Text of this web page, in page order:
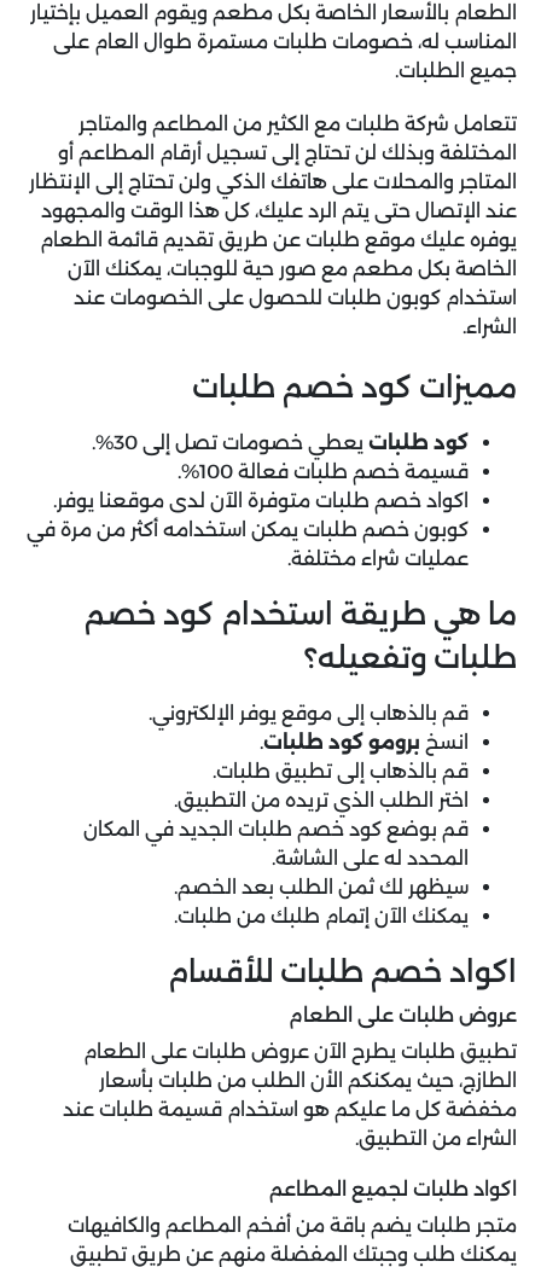
الطعام بالأسعار الخاصة بكل مطعم ويقوم العميل بإختيار
المناسب له، خصومات طلبات مستمرة طوال العام على
جميع الطلبات.
تتعامل شركة طلبات مع الكثير من المطاعم والمتاجر
المختلفة وبذلك لن تحتاج إلى تسجيل أرقام المطاعم أو
المتاجر والمحلات على هاتفك الذكي ولن تحتاج إلى الإنتظار
عند الإتصال حتى يتم الرد عليك، كل هذا الوقت والمجهود
يوفره عليك موقع طلبات عن طريق تقديم قائمة الطعام
الخاصة بكل مطعم مع صور حية للوجبات، يمكنك الآن
استخدام كوبون طلبات للحصول على الخصومات عند
الشراء.
مميزات كود خصم طلبات
كود طلبات يعطي خصومات تصل إلى 30%.
قسيمة خصم طلبات فعالة 100%.
اكواد خصم طلبات متوفرة الآن لدى موقعنا يوفر.
كوبون خصم طلبات يمكن استخدامه أكثر من مرة في
عمليات شراء مختلفة.
ما هي طريقة استخدام كود خصم
طلبات وتفعيله؟
قم بالذهاب إلى موقع يوفر الإلكتروني.
انسخ برومو كود طلبات.
قم بالذهاب إلى تطبيق طلبات.
اختر الطلب الذي تريده من التطبيق.
قم بوضع كود خصم طلبات الجديد في المكان
المحدد له على الشاشة.
سيظهر لك ثمن الطلب بعد الخصم.
يمكنك الآن إتمام طلبك من طلبات.
اكواد خصم طلبات للأقسام
عروض طلبات على الطعام
تطبيق طلبات يطرح الآن عروض طلبات على الطعام
الطازج، حيث يمكنكم الأن الطلب من طلبات بأسعار
مخفضة كل ما عليكم هو استخدام قسيمة طلبات عند
الشراء من التطبيق.
اكواد طلبات لجميع المطاعم
متجر طلبات يضم باقة من أفخم المطاعم والكافيهات
يمكنك طلب وجبتك المفضلة منهم عن طريق تطبيق